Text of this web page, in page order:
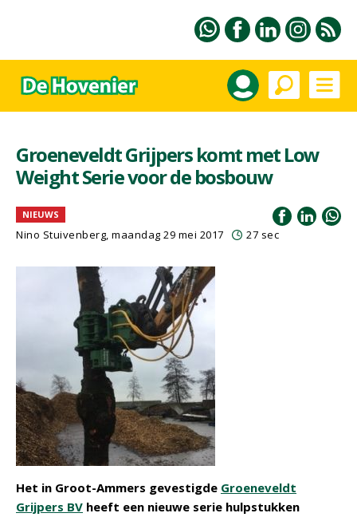
Groeneveldt Grijpers komt met Low
Weight Serie voor de bosbouw
NIEUWS
Nino Stuivenberg, maandag 29 mei 2017 27 sec
Het in Groot-Ammers gevestigde Groeneveldt
Grijpers BV heeft een nieuwe serie hulpstukken